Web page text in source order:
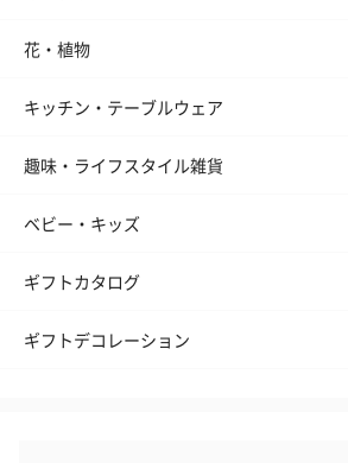
花・植物
キッチン・テーブルウェア
趣味・ライフスタイル雑貨
ベビー・キッズ
ギフトカタログ
ギフトデコレーション